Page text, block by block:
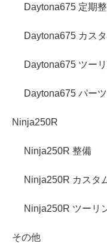
Daytona675 定期
Daytona675 カス
Daytona675 ツー
Daytona675 パー
Ninja250R
Ninja250R 整備
Ninja250R カスタ
Ninja250R ツーリ
その他